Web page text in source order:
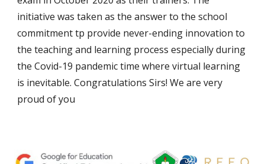
initiative was taken as the answer to the school
commitment tp provide never-ending innovation to
the teaching and learning process especially during
the Covid-19 pandemic time where virtual learning
is inevitable. Congratulations Sirs! We are very
proud of you